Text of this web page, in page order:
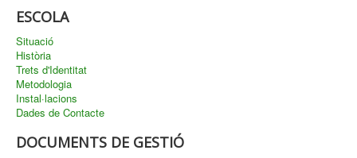
ESCOLA
Situació
Història
Trets d'Identitat
Metodologia
Instal·lacions
Dades de Contacte
DOCUMENTS DE GESTIÓ